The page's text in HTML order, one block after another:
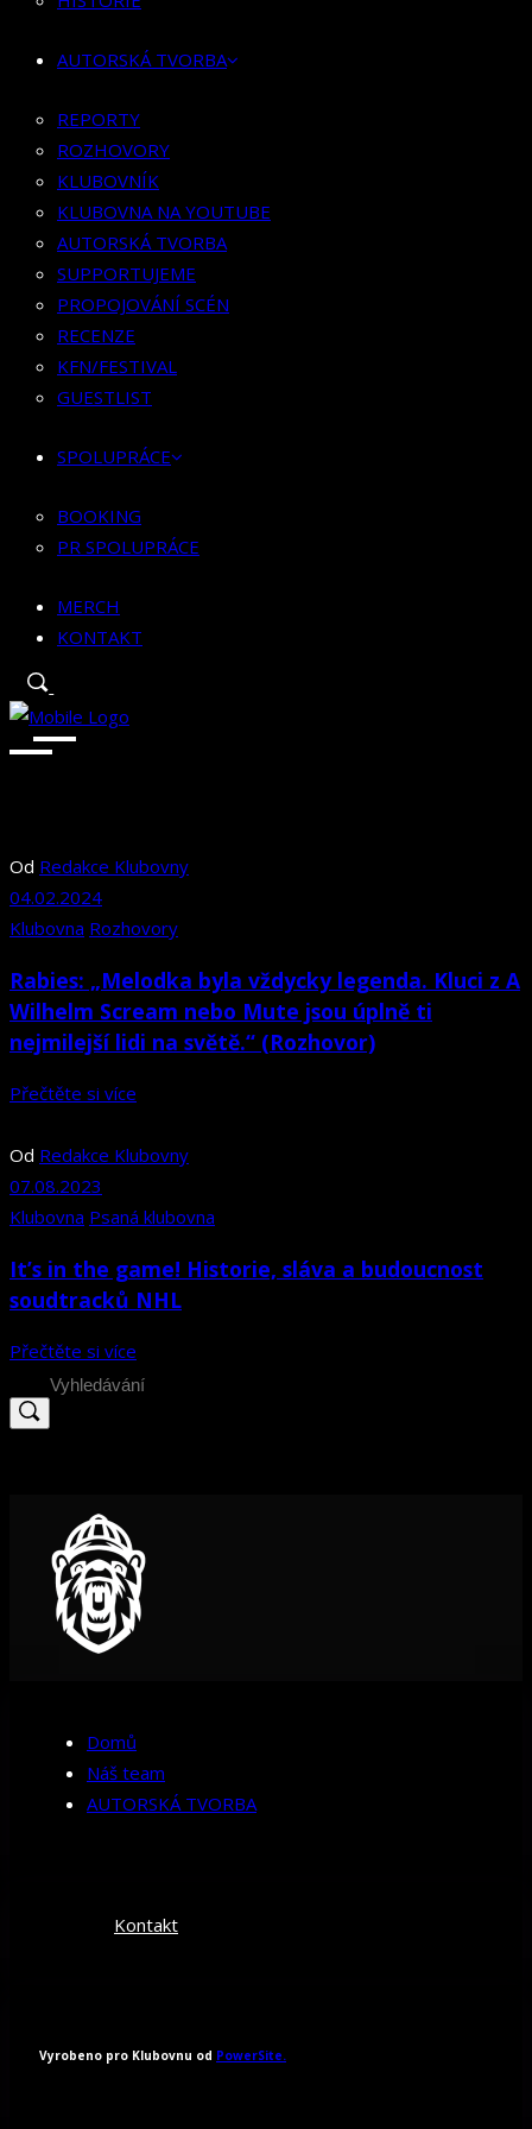
KLUBOVNA NA YOUTUBE
SUPPORTUJEME
PROPOJOVÁNÍ SCÉN
RECENZE
KFN/FESTIVAL
GUESTLIST
SPOLUPRÁCE
BOOKING
PR SPOLUPRÁCE
MERCH
AUTORSKÁ TVORBA
REPORTY
ROZHOVORY
KLUBOVNÍK
KLUBOVNA NA YOUTUBE
AUTORSKÁ TVORBA
SUPPORTUJEME
PROPOJOVÁNÍ SCÉN
RECENZE
KFN/FESTIVAL
GUESTLIST
SPOLUPRÁCE
BOOKING
PR SPOLUPRÁCE
MERCH
KONTAKT
Od Redakce Klubovny
04.02.2024
Klubovna Rozhovory
Rabies: „Melodka byla vždycky legenda. Kluci z A
Wilhelm Scream nebo Mute jsou úplně ti
nejmilejší lidi na světě.“ (Rozhovor)
Přečtěte si více
Od Redakce Klubovny
07.08.2023
Klubovna Psaná klubovna
It’s in the game! Historie, sláva a budoucnost
soudtracků NHL
Přečtěte si více
Search
for:
Domů
Náš team
AUTORSKÁ TVORBA
Kontakt
Vyrobeno pro Klubovnu od PowerSite.